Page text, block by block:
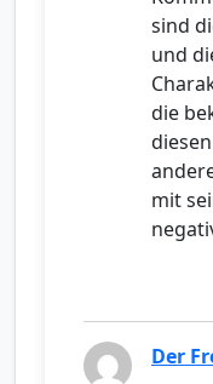
sind
und
die
mit
Der